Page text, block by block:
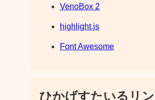
VenoBox 2
highlight.js
Font Awesome
ひかげすたいるリ